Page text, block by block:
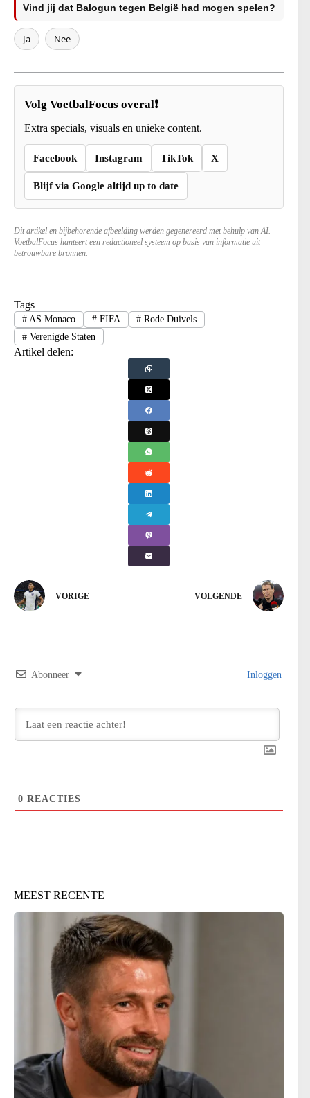
Vind jij dat Balogun tegen België had mogen spelen?
Ja Nee
Volg VoetbalFocus overal❗
Extra specials, visuals en unieke content.
Facebook Instagram TikTok X
Blijf via Google altijd up to date
Dit artikel en bijbehorende afbeelding werden gegenereerd met behulp van AI.
VoetbalFocus hanteert een redactioneel systeem op basis van informatie uit
betrouwbare bronnen.
Tags
#AS Monaco #FIFA # Rode Duivels
#Verenigde Staten
Artikel delen:
VORIGE VOLGENDE
Abonneer Inloggen
0 REACTIES
MEEST RECENTE